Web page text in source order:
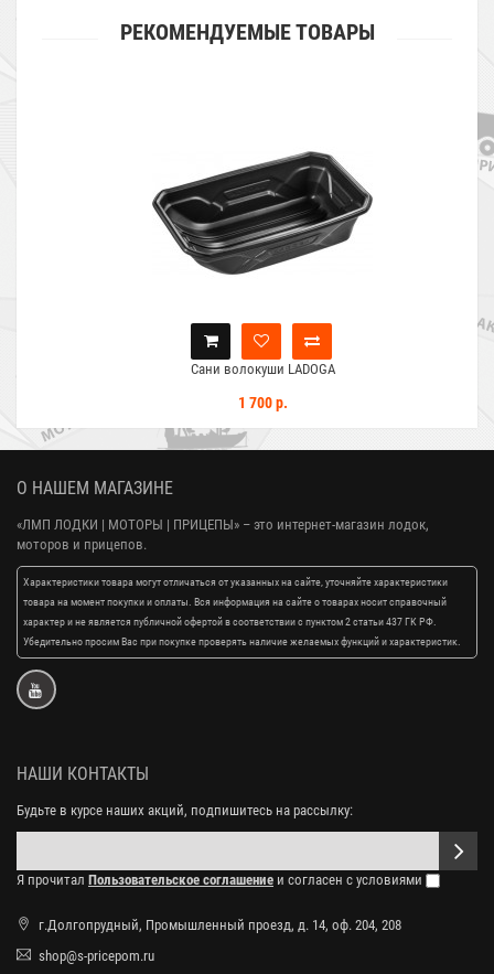
РЕКОМЕНДУЕМЫЕ ТОВАРЫ
Сани волокуши LADOGA
1 700 р.
О НАШЕМ МАГАЗИНЕ
«ЛМП ЛОДКИ | МОТОРЫ | ПРИЦЕПЫ» – это интернет-магазин лодок,
моторов и прицепов.
Характеристики товара могут отличаться от указанных на сайте, уточняйте характеристики
товара на момент покупки и оплаты. Вся информация на сайте о товарах носит справочный
характер и не является публичной офертой в соответствии с пунктом 2 статьи 437 ГК РФ.
Убедительно просим Вас при покупке проверять наличие желаемых функций и характеристик.
НАШИ КОНТАКТЫ
Будьте в курсе наших акций, подпишитесь на рассылку:
Я прочитал Пользовательское соглашение и согласен с условиями
г.Долгопрудный, Промышленный проезд, д. 14, оф. 204, 208
shop@s-pricepom.ru